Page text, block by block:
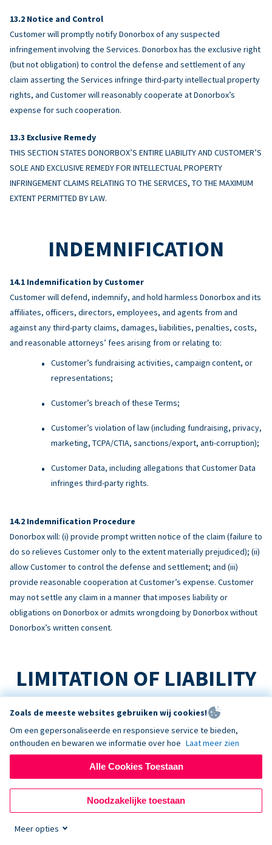
Notice and Control
Customer will promptly notify Donorbox of any suspected
infringement involving the Services. Donorbox has the exclusive right
(but not obligation) to control the defense and settlement of any
claim asserting the Services infringe third-party intellectual property
rights, and Customer will reasonably cooperate at Donorbox’s
expense for such cooperation.
Exclusive Remedy
THIS SECTION STATES DONORBOX’S ENTIRE LIABILITY AND CUSTOMER’S
SOLE AND EXCLUSIVE REMEDY FOR INTELLECTUAL PROPERTY
INFRINGEMENT CLAIMS RELATING TO THE SERVICES, TO THE MAXIMUM
EXTENT PERMITTED BY LAW.
INDEMNIFICATION
Indemnification by Customer
Customer will defend, indemnify, and hold harmless Donorbox and its
affiliates, officers, directors, employees, and agents from and
against any third-party claims, damages, liabilities, penalties, costs,
and reasonable attorneys’ fees arising from or relating to:
Customer’s fundraising activities, campaign content, or
representations;
Customer’s breach of these Terms;
Customer’s violation of law (including fundraising, privacy,
marketing, TCPA/CTIA, sanctions/export, anti-corruption);
Customer Data, including allegations that Customer Data
infringes third-party rights.
Indemnification Procedure
Donorbox will: (i) provide prompt written notice of the claim (failure to
do so relieves Customer only to the extent materially prejudiced); (ii)
allow Customer to control the defense and settlement; and (iii)
provide reasonable cooperation at Customer’s expense. Customer
may not settle any claim in a manner that imposes liability or
obligations on Donorbox or admits wrongdoing by Donorbox without
Donorbox’s written consent.
LIMITATION OF LIABILITY
TO THE MAXIMUM EXTENT PERMITTED BY LAW:
No Consequential Damages
NEITHER PARTY WILL BE LIABLE FOR INDIRECT, INCIDENTAL,
CONSEQUENTIAL, SPECIAL, EXEMPLARY, OR PUNITIVE DAMAGES, OR
LOSS OF PROFITS, REVENUE, OR DATA, ARISING OUT OF OR RELATING
TO THIS AGREEMENT, EVEN IF ADVISED OF THE POSSIBILITY.
DONORBOX’S TOTAL AGGREGATE LIABILITY ARISING OUT OF OR
Zoals de meeste websites gebruiken wij cookies!
Om een gepersonaliseerde en responsieve service te bieden,
onthouden en bewaren we informatie over hoe Laat meer zien
Alle Cookies Toestaan
Noodzakelijke toestaan
Meer opties